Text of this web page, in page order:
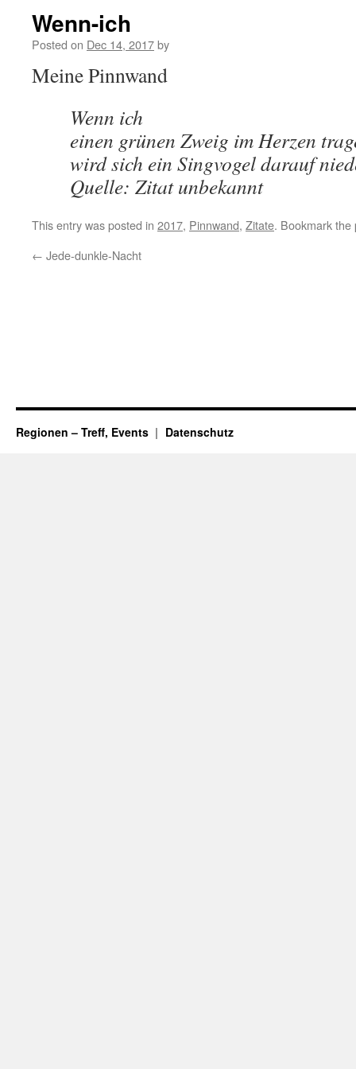
Wenn-ich
Posted on Dec 14, 2017by
Meine Pinnwand
Wenn ich
einen grünen Zweig im Herzen
wird sich ein Singvogel darauf
Quelle: Zitat unbekannt
This entry was posted in 2017, Pinnwand, Zitate. Bookmark the
← Jede-dunkle-Nacht
Regionen – Treff, Events Datenschutz